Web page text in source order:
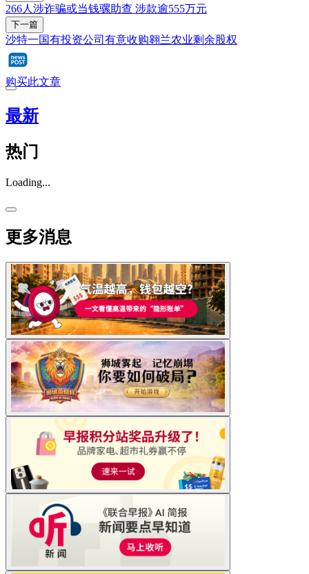
266人涉诈骗或当钱骡助查 涉款逾555万元
下一篇
沙特一国有投资公司有意收购翱兰农业剩余股权
购买此文章
最新
热门
Loading...
更多消息